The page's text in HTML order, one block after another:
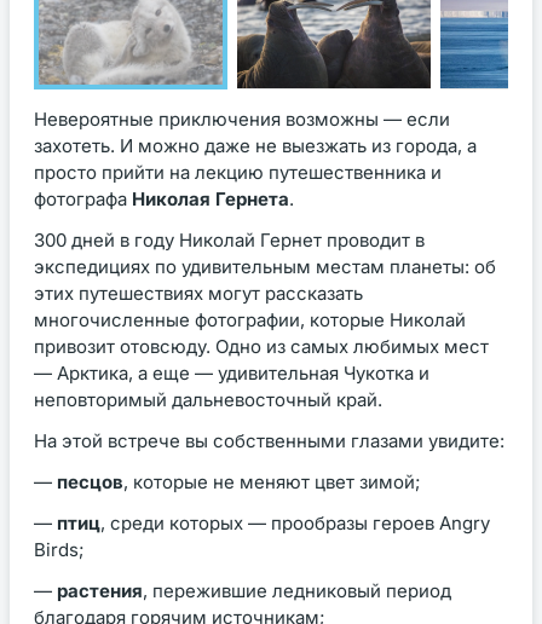
Невероятные приключения возможны — если
захотеть. И можно даже не выезжать из города, а
просто прийти на лекцию путешественника и
фотографа Николая Гернета.
300 дней в году Николай Гернет проводит в
экспедициях по удивительным местам планеты: об
этих путешествиях могут рассказать
многочисленные фотографии, которые Николай
привозит отовсюду. Одно из самых любимых мест
— Арктика, а еще — удивительная Чукотка и
неповторимый дальневосточный край.
На этой встрече вы собственными глазами увидите:
— песцов, которые не меняют цвет зимой;
— птиц, среди которых — прообразы героев Angrу
Birds;
— растения, пережившие ледниковый период
благодаря горячим источникам;